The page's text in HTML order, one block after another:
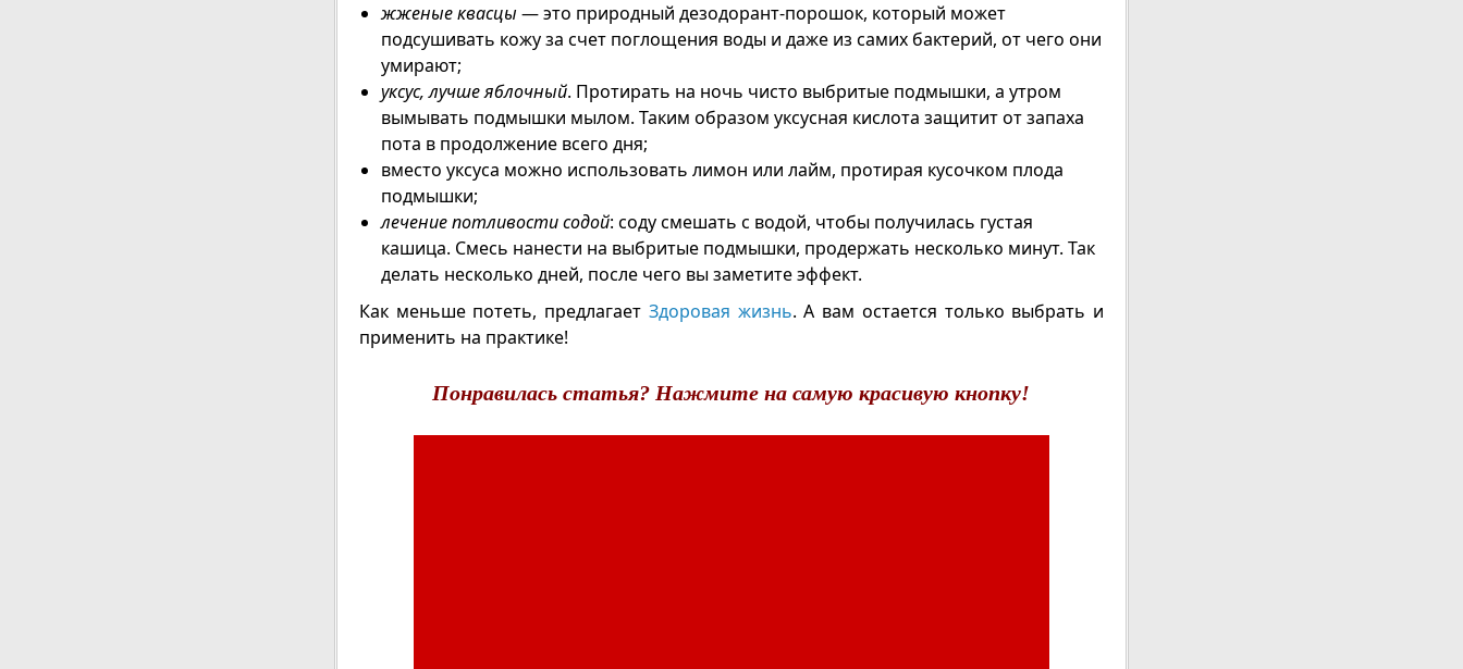
жженые квасцы — это природный дезодорант-порошок, который может
подсушивать кожу за счет поглощения воды и даже из самих бактерий, от чего они
умирают;
уксус, лучше яблочный. Протирать на ночь чисто выбритые подмышки, а утром
вымывать подмышки мылом. Таким образом уксусная кислота защитит от запаха
пота в продолжение всего дня;
вместо уксуса можно использовать лимон или лайм, протирая кусочком плода
подмышки;
лечение потливости содой: соду смешать с водой, чтобы получилась густая
кашица. Смесь нанести на выбритые подмышки, продержать несколько минут. Так
делать несколько дней, после чего вы заметите эффект.
Как меньше потеть, предлагает Здоровая жизнь. А вам остается только выбрать и
применить на практике!
Понравилась статья? Нажмите на самую красивую кнопку!